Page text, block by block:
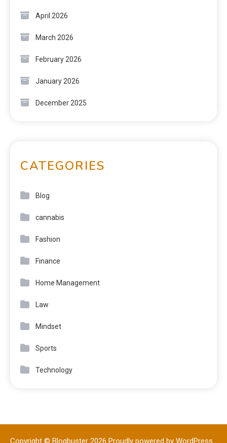
April 2026
March 2026
February 2026
January 2026
December 2025
CATEGORIES
Blog
cannabis
Fashion
Finance
Home Management
Law
Mindset
Sports
Technology
Copyright © Blogbuster 2026 Proudly powered by WordPress